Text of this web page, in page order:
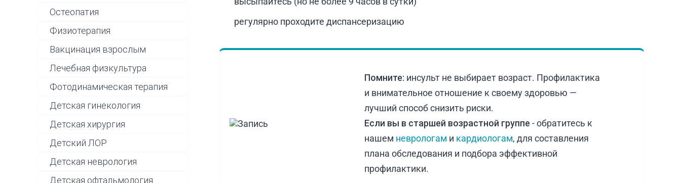
Остеопатия
Физиотерапия
Вакцинация взрослым
Лечебная физкультура
Фотодинамическая терапия
Детская гинекология
Детская хирургия
Детский ЛОР
Детская неврология
Детская офтальмология
регулярно проходите диспансеризацию
Помните: инсульт не выбирает возраст. Профилактика
и внимательное отношение к своему здоровью —
лучший способ снизить риски.
Если вы в старшей возрастной группе - обратитесь к
нашем неврологам и кардиологам, для составления
плана обследования и подбора эффективной
профилактики.